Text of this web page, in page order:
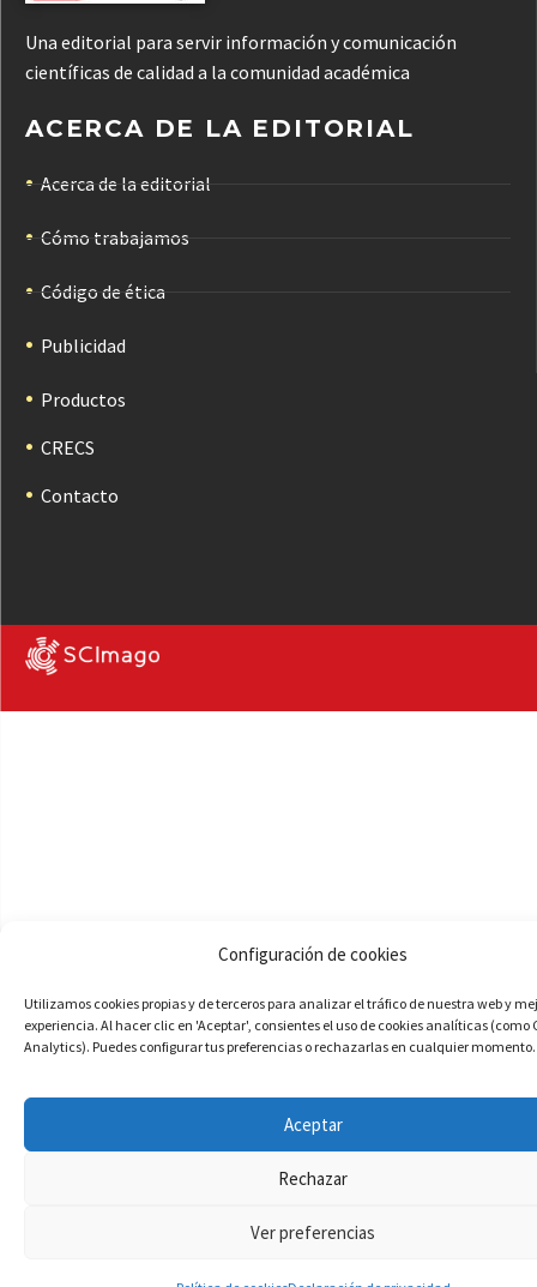
Configuración de cookies
Utilizamos cookies propias y de terceros para analizar el tráfico de nuestra web y
experiencia. Al hacer clic en 'Aceptar', consientes el uso de cookies analíticas (como
Analytics). Puedes configurar tus preferencias o rechazarlas en cualquier momento.
Aceptar
Rechazar
Ver preferencias
Una editorial para servir información y comunicación
científicas de calidad a la comunidad académica
ACERCA DE LA EDITORIAL
Acerca de la editorial
Cómo trabajamos
Código de ética
Publicidad
Productos
CRECS
Contacto